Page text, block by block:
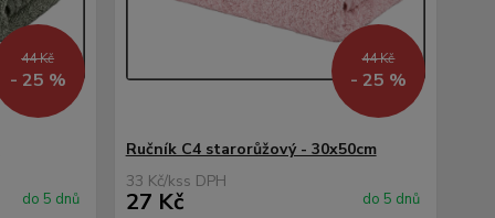
44 Kč
- 25 %
do 5 dnů
44 Kč
- 25 %
Ručník C4 starorůžový - 30x50cm
33 Kč/ks
27 Kč do 5 dnů